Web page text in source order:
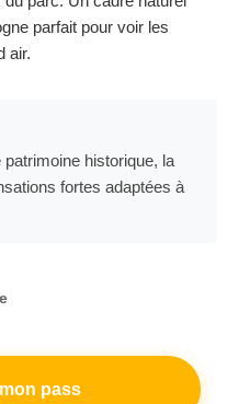
parfait pour voir les
air.
historique, la
fortes adaptées à
pass